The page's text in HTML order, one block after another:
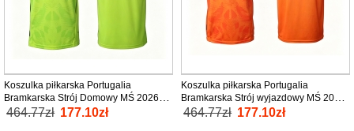
Koszulka piłkarska Portugalia
Bramkarska Strój Domowy MŚ 2026
tanio Krótki Rękaw
464.77zł 177.10zł
Koszulka piłkarska Portugalia
Bramkarska Strój wyjazdowy MŚ 2026
tanio Krótki Rękaw
464.77zł 177.10zł